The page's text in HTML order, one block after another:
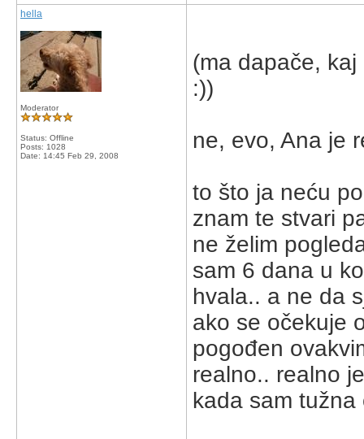
hella
Moderator
Status: Offline
Posts: 1028
Date: 14:45 Feb 29, 2008
(ma dapače,
:))
ne, evo, Ana je
to što ja neću
znam te stvari
ne želim
sam 6 dana u
hvala.. a ne da
ako se očekuje
pogođen
realno.. realno
kada sam